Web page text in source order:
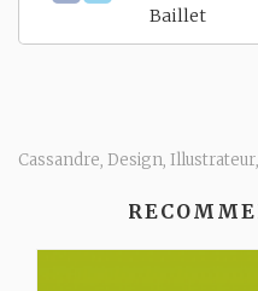
Baillet
Cassandre, Design, Illustrateur,